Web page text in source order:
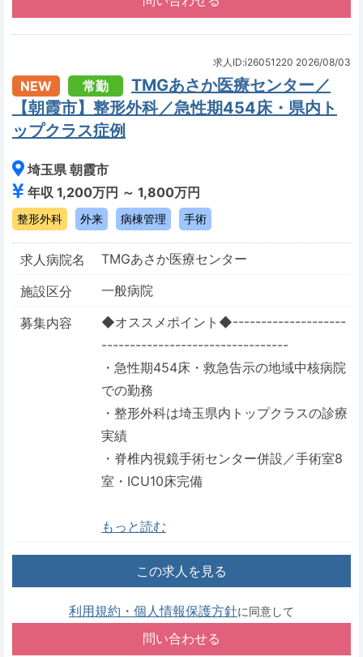
求人ID:i26051220 2026/08/03
NEW 常勤
TMGあさか医療センター／
【朝霞市】整形外科／急性期454床・県内ト
ップクラス症例
埼玉県 朝霞市
年収 1,200万円 ～ 1,800万円
整形外科 外来 病棟管理 手術
求人病院名
TMGあさか医療センター
施設区分
一般病院
募集内容
◆オススメポイント◆--------------------
---------------------------------
・急性期454床・救急告示の地域中核病院
での勤務
・整形外科は埼玉県内トップクラスの診療
実績
・脊椎内視鏡手術センター併設／手術室8
室・ICU10床完備
もっと読む
この求人を見る
利用規約・個人情報保護方針に同意して